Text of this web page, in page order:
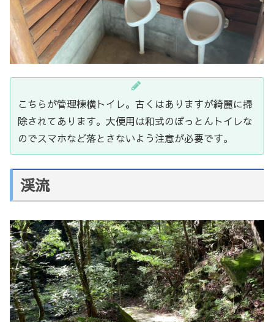
こちらが管理棟横トイレ。古くはありますが綺麗に掃
除されてあります。大便用は和式のぼっとんトイレな
のでスマホなど落とさないよう注意が必要です。
渓流